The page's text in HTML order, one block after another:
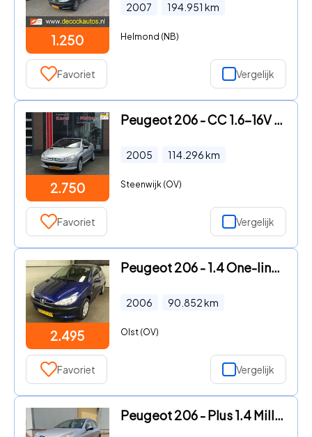
1.250
2007 194.951 km
Helmond (NB)
Favoriet Vergelijk
2.750
Peugeot 206 - CC 1.6-16V *WEINIG KM'S* *NETTE AUTO
2005 114.296km
Steenwijk (OV)
Favoriet Vergelijk
2.495
Peugeot 206 - 1.4 One-line - Auto - Weinig Km Nap
2006 90.852km
Olst (OV)
Favoriet Vergelijk
Peugeot 206 - Plus 1.4 Millesim 200